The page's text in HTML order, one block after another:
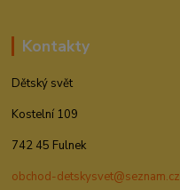
Kontakty
Dětský svět
Kostelní 109
742 45 Fulnek
obchod-detskysvet@seznam.cz